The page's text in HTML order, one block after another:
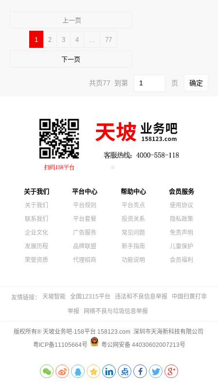
上一页
1 2 3 4 ... 77
下一页
共页77 到第 页
关于我们
关于我们
联系我们
企业文化
发展历程
荣誉资质
平台中心
平台规则
平台套餐
广告服务
品牌联盟
代理招商
帮助中心
平台亮点
投资关系
常见问题
新手指南
功能说明
会员服务
使用协议
隐私政策
免责声明
儿童保护
会员福利
友情链接： 天坡智能 全国12315平台 违法和不良信息举报 中国扫黄打非
举报 网络不良与垃圾信息举报
版权所有® 天坡业务吧·158平台 158123.com 深圳市天海新科技有限公司
粤ICP备11105664号
粤公网安备 44030602007213号